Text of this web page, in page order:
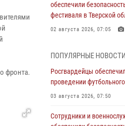
фронта.
обеспечили
фестиваля в Тверской
02 августа 2026, 07:05
Росгвардии Героя
Виктора Золотова с
полномочного
31 июля 2026, 05:42 4
ПОПУЛЯРНЫЕ НОВОСТИ
Росгвардейцы
проведении
03 августа 2026, 07:50
Сотрудники и